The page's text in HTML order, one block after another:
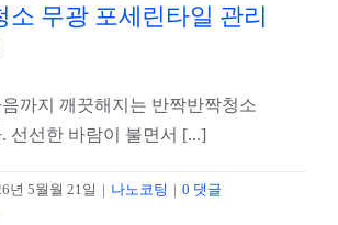
특수 청소
작업 후기
소 무광 포세린타일 관리
까지 깨끗해지는 반짝반짝청소
선선한 바람이 불면서 [...]
년 5월월 21일 | 나노코팅 | 0 댓글